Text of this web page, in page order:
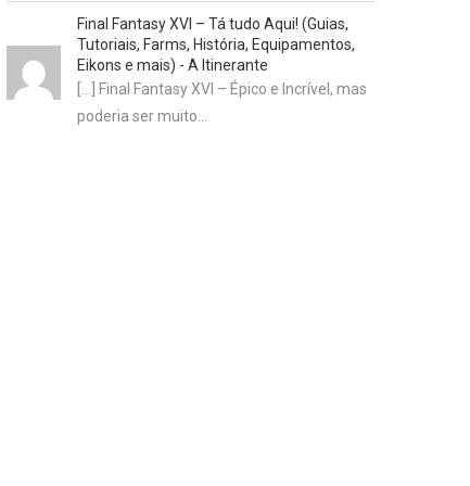
Final Fantasy XVI – Tá tudo Aqui! (Guias,
Tutoriais, Farms, História, Equipamentos,
Eikons e mais) - A Itinerante
[…] Final Fantasy XVI – Épico e Incrível, mas
poderia ser muito…